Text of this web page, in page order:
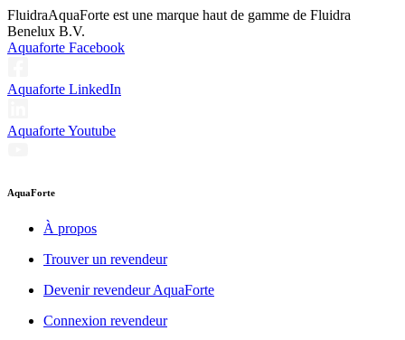
FluidraAquaForte est une marque haut de gamme de Fluidra
Benelux B.V.
Aquaforte Facebook
Aquaforte LinkedIn
Aquaforte Youtube
AquaForte
À propos
Trouver un revendeur
Devenir revendeur AquaForte
Connexion revendeur